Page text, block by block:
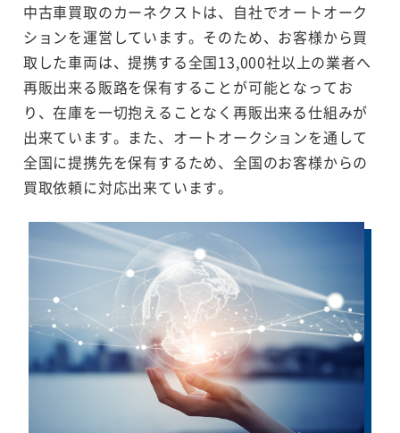
中古車買取のカーネクストは、自社でオートオーク
ションを運営しています。そのため、お客様から買
取した車両は、提携する全国13,000社以上の業者へ
再販出来る販路を保有することが可能となってお
り、在庫を一切抱えることなく再販出来る仕組みが
出来ています。また、オートオークションを通して
全国に提携先を保有するため、全国のお客様からの
買取依頼に対応出来ています。